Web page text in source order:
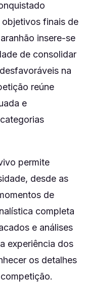
finais de
insere-se
de consolidar
na
reúne
e
permite
desde as
de
completa
e análises
experiência dos
os detalhes